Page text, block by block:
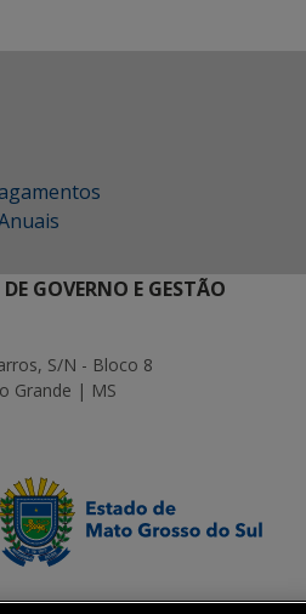
GOVERNO E GESTÃO
S/N - Bloco 8
Grande | MS